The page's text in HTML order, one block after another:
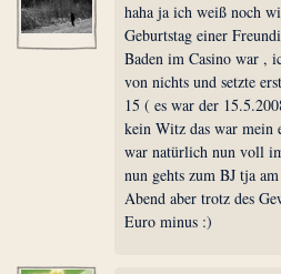
haha ja ich weiß noch
Geburtstag einer
Baden im Casino war ,
von nichts und setzte
15 ( es war der
kein Witz das war mein
war natürlich nun voll
nun gehts zum BJ tja
Abend aber trotz des
Euro minus :)